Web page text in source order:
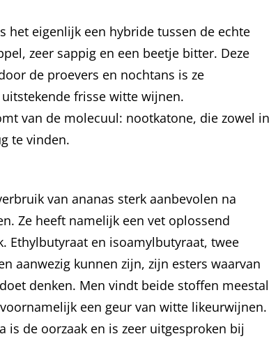
het eigenlijk een hybride tussen de echte
zeer sappig en een beetje bitter. Deze
de proevers en nochtans is ze
frisse witte wijnen.
van de molecuul: nootkatone, die zowel in
te vinden.
van ananas sterk aanbevolen na
Ze heeft namelijk een vet oplossend
Ethylbutyraat en isoamylbutyraat, twee
aanwezig kunnen zijn, zijn esters waarvan
denken. Men vindt beide stoffen meestal
een geur van witte likeurwijnen.
is de oorzaak en is zeer uitgesproken bij